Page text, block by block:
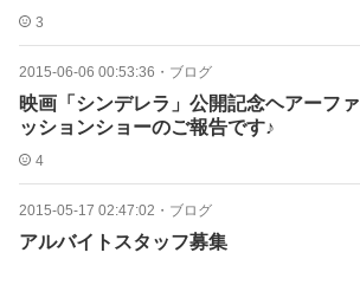
3
2015-06-06 00:53:36 ・ ブログ
映画「シンデレラ」公開記念ヘアーファ
ッションショーのご報告です♪
4
2015-05-17 02:47:02 ・ ブログ
アルバイトスタッフ募集